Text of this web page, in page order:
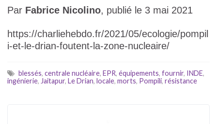
Par Fabrice Nicolino, publié le 3 mai 2021
https://charliehebdo.fr/2021/05/ecologie/pompil
i-et-le-drian-foutent-la-zone-nucleaire/
blessés, centrale nucléaire, EPR, équipements, fournir, INDE,
ingénierie, Jaitapur, Le Drian, locale, morts, Pompili, résistance